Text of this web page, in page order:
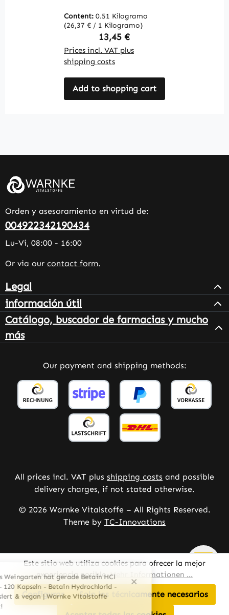
Warnke Vitalstoffe
Content: 0.51 Kilogramo
(26,37 € / 1 Kilogramo)
Regular price:
13,45 €
Prices incl. VAT plus
shipping costs
Add to shopping cart
Orden y asesoramiento en virtud de:
004922342190434
Lu-Vi, 08:00 - 16:00
Or via our contact form.
Legal
información útil
Catálogo, buscador de farmacias y mucho
más
Our payment and shipping methods:
All prices incl. VAT plus shipping costs and possible
delivery charges, if not stated otherwise.
© 2026 Warnke Vitalstoffe – All Rights Reserved.
Theme by TC-Innovations
Este sitio web utiliza cookies para ofrecer la mejor
experiencia posible.Mehr Informationen ...
Solo los técnicamente necesarios
Configurar